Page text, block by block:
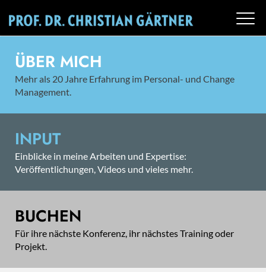
ÜBER MICH
Mehr als 20 Jahre Erfahrung im Personal- und Change
Management.
INPUT
Einblicke in meine Arbeiten und Expertise:
Veröffentlichungen, Videos und vieles mehr.
BUCHEN
Für ihre nächste Konferenz, ihr nächstes Training oder
Projekt.